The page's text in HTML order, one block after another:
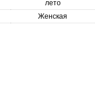
лето
Женская